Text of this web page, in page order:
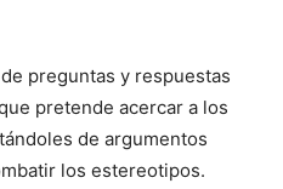
de preguntas y respuestas
pretende acercar a los
de argumentos
los estereotipos.